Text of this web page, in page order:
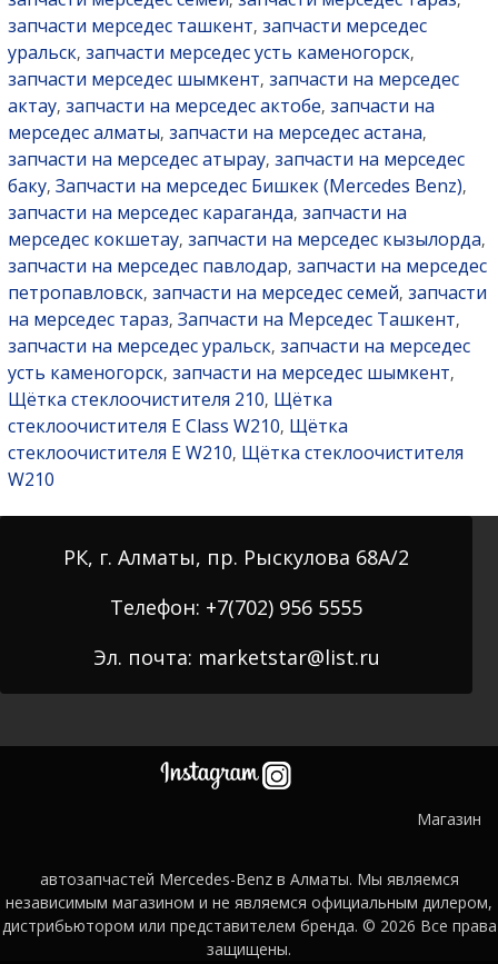
запчасти мерседес ташкент, запчасти мерседес
уральск, запчасти мерседес усть каменогорск,
запчасти мерседес шымкент, запчасти на мерседес
актау, запчасти на мерседес актобе, запчасти на
мерседес алматы, запчасти на мерседес астана,
запчасти на мерседес атырау, запчасти на мерседес
баку, Запчасти на мерседес Бишкек (Mercedes Benz),
запчасти на мерседес караганда, запчасти на
мерседес кокшетау, запчасти на мерседес кызылорда,
запчасти на мерседес павлодар, запчасти на мерседес
петропавловск, запчасти на мерседес семей, запчасти
на мерседес тараз, Запчасти на Мерседес Ташкент,
запчасти на мерседес уральск, запчасти на мерседес
усть каменогорск, запчасти на мерседес шымкент,
Щётка стеклоочистителя 210, Щётка
стеклоочистителя E Class W210, Щётка
стеклоочистителя E W210, Щётка стеклоочистителя
W210
РК, г. Алматы, пр. Рыскулова 68А/2
Телефон: +7(702) 956 5555
Эл. почта: marketstar@list.ru
Магазин
автозапчастей Mercedes-Benz в Алматы. Мы являемся
независимым магазином и не являемся официальным дилером,
дистрибьютором или представителем бренда. © 2026 Все права
защищены.